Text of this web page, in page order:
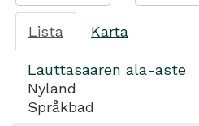
Lista Karta
Lauttasaaren ala-aste
Nyland
Språkbad